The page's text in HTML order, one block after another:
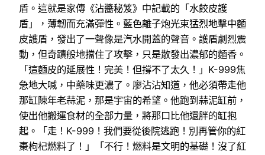
盾。這就是家傳《沾醬秘笈》中記載的「水餃皮護
盾」，薄韌而充滿彈性。藍色離子炮光束猛烈地擊中麵
皮護盾，發出了一聲像是汽水開蓋的聲音。護盾劇烈震
動，但奇蹟般地擋住了攻擊，只是散發出濃郁的麵香。
「這麵皮的延展性！完美！但撐不了太久！」K-999焦
急地大喊，中藥味更濃了。廖沾沾知道，他必須帶走他
那缸陳年老蒜泥，那是宇宙的希望。他跑到蒜泥缸前，
使出他搬運食材的全部力量，將那口比他還胖的缸抱
起。「走！K-999！我們要從後院逃跑！別再管你的紅
棗枸杞燃料了！」「不行！燃料是文明的基礎！沒了紅